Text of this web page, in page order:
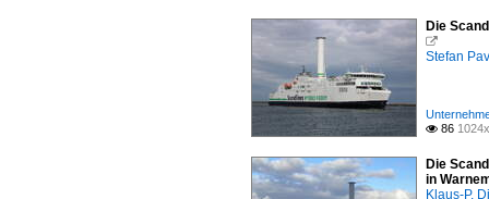
Die

Stefan
 86
Die
in
Klaus-P.